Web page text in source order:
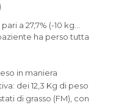
a 27,7% (-10 kg…
ha perso tutta
in maniera
dei 12,3 Kg di peso
di grasso (FM), con